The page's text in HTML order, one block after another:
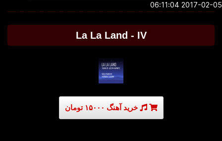
2017-02-05
La La Land - IV
خرید آهنگ ۱۵۰۰۰ تومان